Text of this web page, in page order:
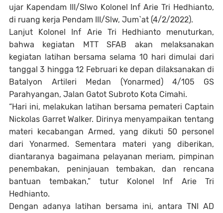
ujar Kapendam III/Slwo Kolonel Inf Arie Tri Hedhianto,
di ruang kerja Pendam III/Slw, Jum`at (4/2/2022).
Lanjut Kolonel Inf Arie Tri Hedhianto menuturkan,
bahwa kegiatan MTT SFAB akan melaksanakan
kegiatan latihan bersama selama 10 hari dimulai dari
tanggal 3 hingga 12 Februari ke depan dilaksanakan di
Batalyon Artileri Medan (Yonarmed) 4/105 GS
Parahyangan, Jalan Gatot Subroto Kota Cimahi.
“Hari ini, melakukan latihan bersama pemateri Captain
Nickolas Garret Walker. Dirinya menyampaikan tentang
materi kecabangan Armed, yang dikuti 50 personel
dari Yonarmed. Sementara materi yang diberikan,
diantaranya bagaimana pelayanan meriam, pimpinan
penembakan, peninjauan tembakan, dan rencana
bantuan tembakan,” tutur Kolonel Inf Arie Tri
Hedhianto.
Dengan adanya latihan bersama ini, antara TNI AD